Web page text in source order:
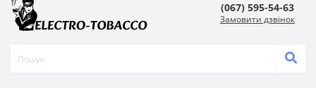
(067) 595-54-63
Замовити дзвінок